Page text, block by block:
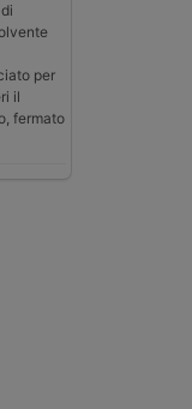
per
il
fermato